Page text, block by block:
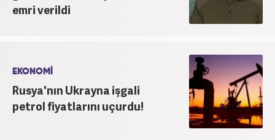
emri verildi
EKONOMİ
Rusya'nın Ukrayna işgali
petrol fiyatlarını uçurdu!